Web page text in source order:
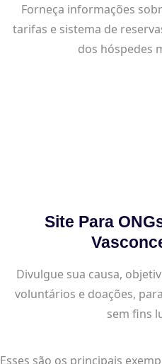
Forneça informações
tarifas e sistema de
dos hóspedes
Site Para
Divulgue sua causa,
voluntários e doações,
sem fins
Esses são os principais